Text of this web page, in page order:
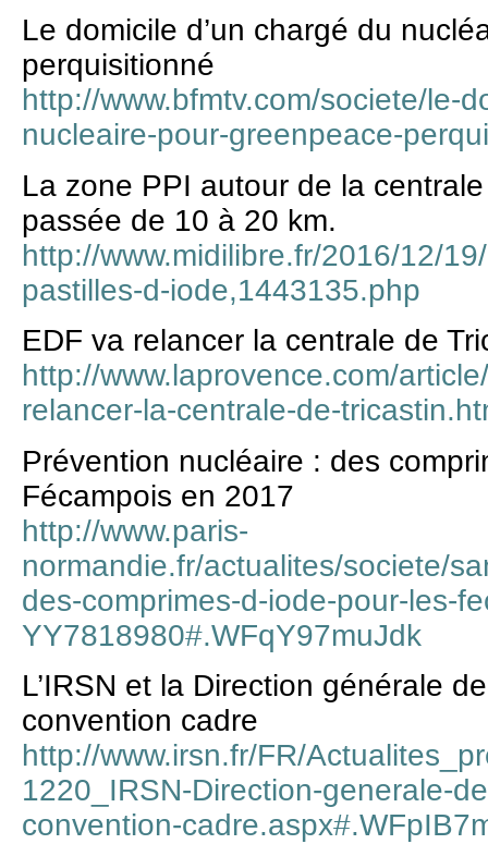
Le domicile d’un chargé du
perquisitionné
http://www.bfmtv.com/societe/le-
nucleaire-pour-greenpeace-
La zone PPI autour de la
passée de 10 à 20 km.
http://www.midilibre.fr/2016/12/
pastilles-d-iode,1443135.php
EDF va relancer la centrale de
http://www.laprovence.com/
relancer-la-centrale-de-
Prévention nucléaire : des
Fécampois en 2017
http://www.paris-
normandie.fr/actualites/societe/
des-comprimes-d-iode-pour-les-
YY7818980#.WFqY97muJdk
L’IRSN et la Direction générale
convention cadre
http://www.irsn.fr/FR/
1220_IRSN-Direction-generale-
convention-